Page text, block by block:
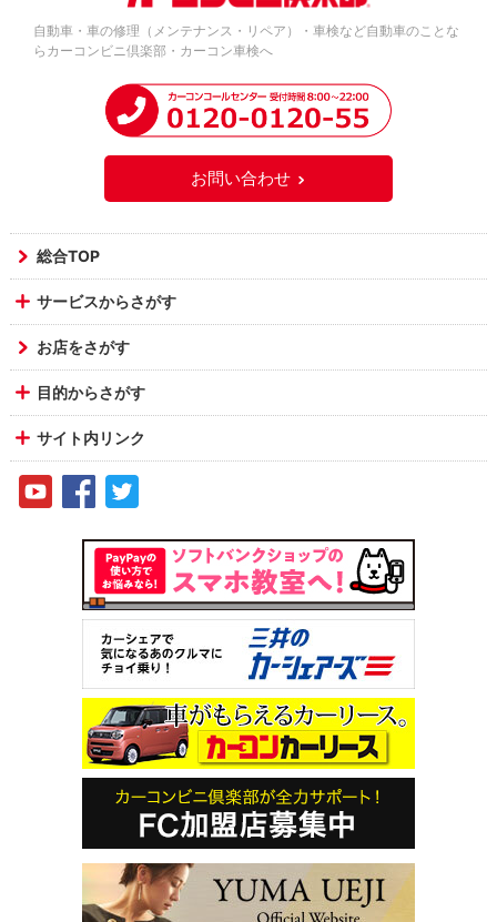
自動車・車の修理（メンテナンス・リペア）・車検など自動車のことな
らカーコンビニ倶楽部・カーコン車検へ
お問い合わせ
総合TOP
サービスからさがす
お店をさがす
目的からさがす
サイト内リンク